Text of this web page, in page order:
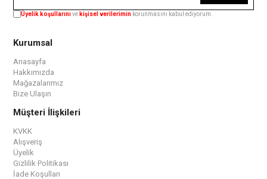
Üyelik koşullarınıve kişisel verilerimin korunmasını kabul ediyorum.
Kurumsal
Anasayfa
Hakkımızda
Mağazalarımız
Bize Ulaşın
Müşteri İlişkileri
KVKK
Alışveriş
Üyelik
Gizlilik Politikası
İade Koşulları